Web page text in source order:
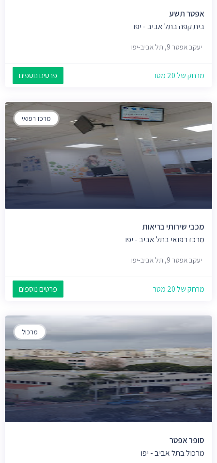
אפטר תשע
בית קפה בתל אביב - יפו
יעקב אפטר 9, תל אביב-יפו
מרחק של 20 מטר פרטים נוספים
מרכז רפואי
מכבי שירותי בריאות
מרכז רפואי בתל אביב - יפו
יעקב אפטר 9, תל אביב-יפו
מרחק של 20 מטר פרטים נוספים
מרכול
סופר אפטר
מרכול בתל אביב - יפו